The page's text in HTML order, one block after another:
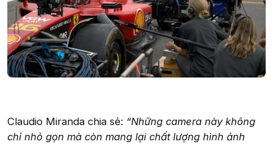
Claudio Miranda chia sẻ: “Những camera này không
chỉ nhỏ gọn mà còn mang lại chất lượng hình ảnh